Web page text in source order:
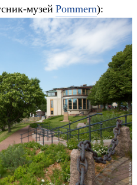
музей Pommern):